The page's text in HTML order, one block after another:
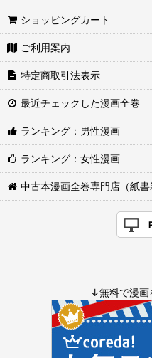
ショッピングカート
ご利用案内
特定商取引法表示
最近チェックした漫画全巻
ランキング：男性漫画
ランキング：女性漫画
中古本漫画全巻専門店（紙
↓無料で漫画